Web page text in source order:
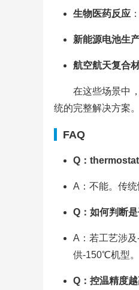
生物医药反应
新能源电池生
航空航天复合
在这些场景中
统的完整解决方案。
FAQ
Q：
A：不能。传
Q：如何判断
A：若工艺涉
供-150℃机型。
Q：控温精度